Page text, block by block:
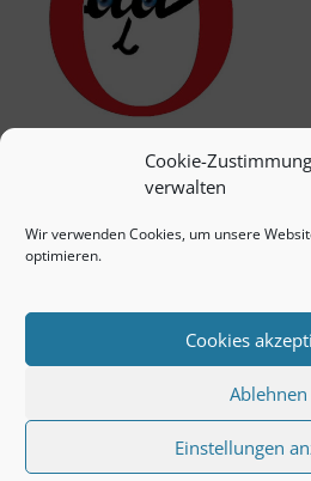
Cookie-Zustimmung
verwalten
Wir verwenden Cookies, um unsere
optimieren.
Cookies
Ablehnen
Einstellungen